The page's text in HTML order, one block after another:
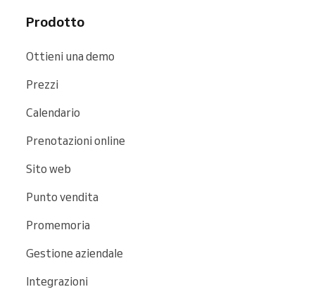
Prodotto
Ottieni una demo
Prezzi
Calendario
Prenotazioni online
Sito web
Punto vendita
Promemoria
Gestione aziendale
Integrazioni